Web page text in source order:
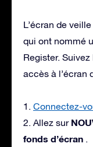
L’écran de
qui ont nommé
Register.
accès à l’écran
1. Connectez-
2. Allez sur
fonds d’écran